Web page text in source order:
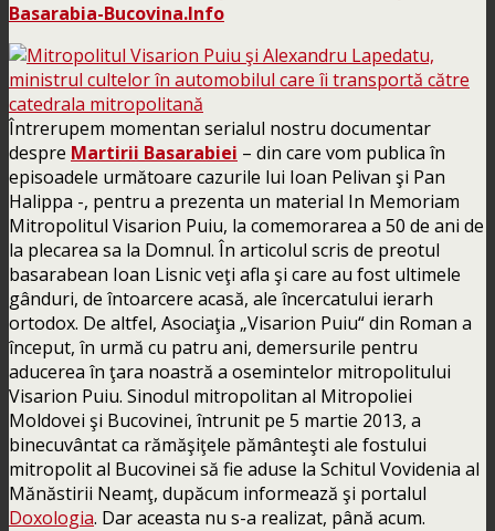
Întrerupem momentan serialul nostru documentar
despre Martirii Basarabiei – din care vom publica în
episoadele următoare cazurile lui Ioan Pelivan şi Pan
Halippa -, pentru a prezenta un material In Memoriam
Mitropolitul Visarion Puiu, la comemorarea a 50 de ani de
la plecarea sa la Domnul. În articolul scris de preotul
basarabean Ioan Lisnic veţi afla şi care au fost ultimele
gânduri, de întoarcere acasă, ale încercatului ierarh
ortodox. De altfel, Asociaţia „Visarion Puiu“ din Roman a
început, în urmă cu patru ani, demersurile pentru
aducerea în ţara noastră a osemintelor mitropolitului
Visarion Puiu. Sinodul mitropolitan al Mitropoliei
Moldovei şi Bucovinei, întrunit pe 5 martie 2013, a
binecuvântat ca rămăşiţele pământeşti ale fostului
mitropolit al Bucovinei să fie aduse la Schitul Vovidenia al
Mănăstirii Neamţ, dupăcum informează şi portalul
Doxologia. Dar aceasta nu s-a realizat, până acum.